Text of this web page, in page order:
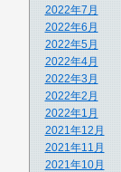
2022年7月
2022年6月
2022年5月
2022年4月
2022年3月
2022年2月
2022年1月
2021年12月
2021年11月
2021年10月